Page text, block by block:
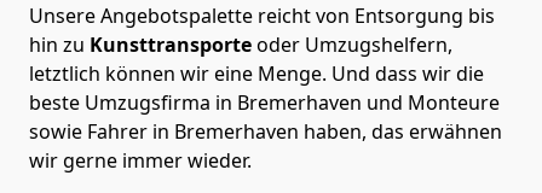
Unsere Angebotspalette reicht von Entsorgung bis
hin zu Kunsttransporteoder Umzugshelfern,
letztlich können wir eine Menge. Und dass wir die
beste Umzugsfirma in Bremer­haven und Monteure
sowie Fahrer in Bremer­haven haben, das erwähnen
wir gerne immer wieder.